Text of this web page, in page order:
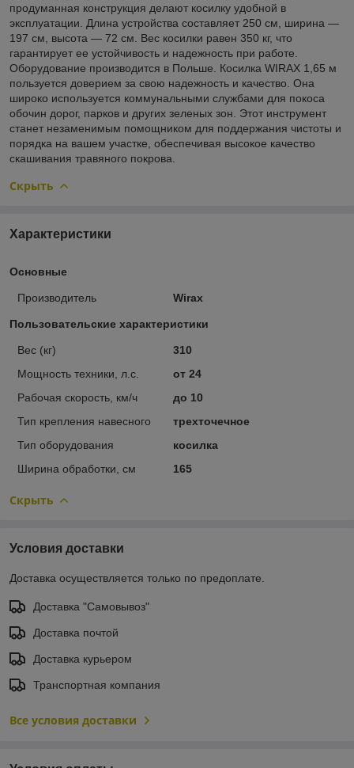
продуманная конструкция делают косилку удобной в
эксплуатации. Длина устройства составляет 250 см, ширина —
197 см, высота — 72 см. Вес косилки равен 350 кг, что
гарантирует ее устойчивость и надежность при работе.
Оборудование производится в Польше. Косилка WIRAX 1,65 м
пользуется доверием за свою надежность и качество. Она
широко используется коммунальными службами для покоса
обочин дорог, парков и других зеленых зон. Этот инструмент
станет незаменимым помощником для поддержания чистоты и
порядка на вашем участке, обеспечивая высокое качество
скашивания травяного покрова.
Скрыть
Характеристики
Основные
Производитель Wirax
Пользовательские характеристики
Вес (кг)
310
Мощность техники, л.с.
от 24
Рабочая скорость, км/ч
до 10
Тип крепления навесного
трехточечное
Тип оборудования
косилка
Ширина обработки, см
165
Скрыть
Условия доставки
Доставка осуществляется только по предоплате.
Доставка "Самовывоз"
Доставка почтой
Доставка курьером
Транспортная компания
Все условия доставки